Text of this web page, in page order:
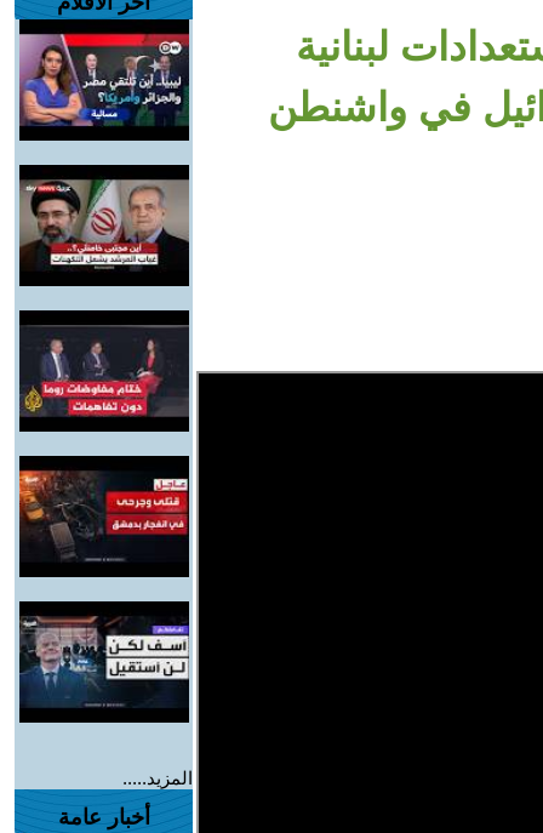
لبنانية
في واشنطن
المزيد.....
أخبار عامة